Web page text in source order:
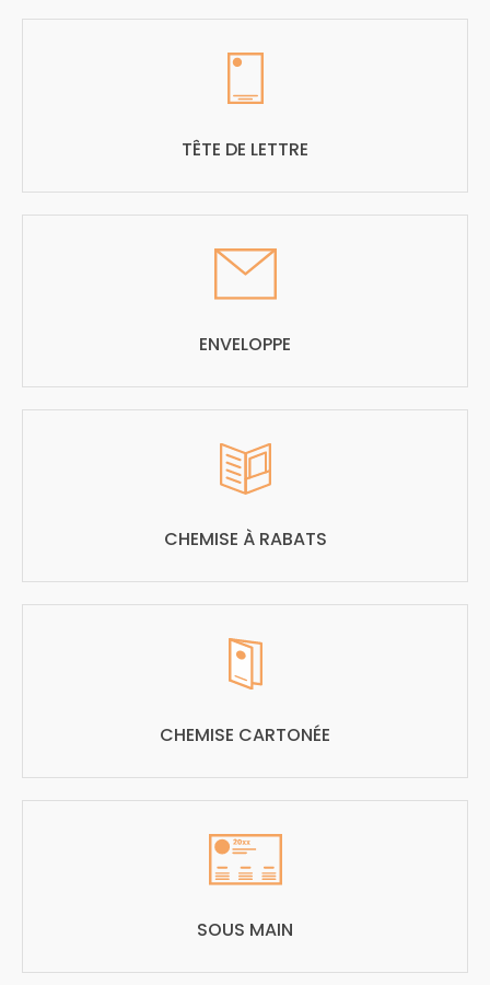
TÊTE DE LETTRE
ENVELOPPE
CHEMISE À RABATS
CHEMISE CARTONÉE
SOUS MAIN